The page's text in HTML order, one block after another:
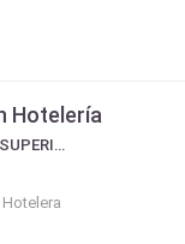
Hotelería
LA SUISSE CEPEC EDUCACIÓN SUPERIOR